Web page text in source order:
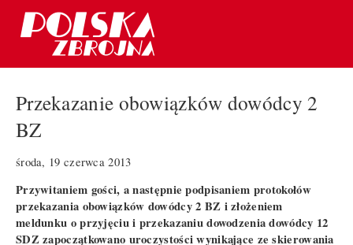
Przekazanie obowiązków dowódcy 2
BZ
środa, 19 czerwca 2013
Przywitaniem gości, a następnie podpisaniem protokołów
przekazania obowiązków dowódcy 2 BZ i złożeniem
meldunku o przyjęciu i przekazaniu dowodzenia dowódcy 12
SDZ zapoczątkowano uroczystości wynikające ze skierowania